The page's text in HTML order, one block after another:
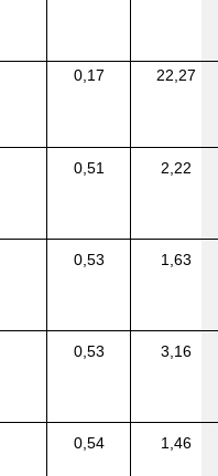
0,17 22,27
0,51 2,22
0,53 1,63
0,53 3,16
0,54 1,46